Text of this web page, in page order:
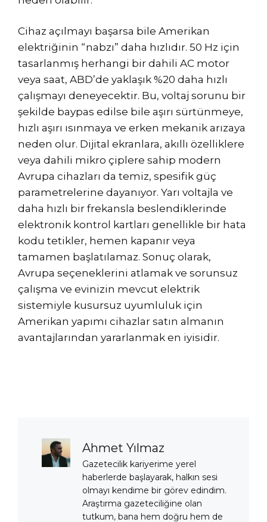
Cihaz açılmayı başarsa bile Amerikan
elektriğinin “nabzı” daha hızlıdır. 50 Hz için
tasarlanmış herhangi bir dahili AC motor
veya saat, ABD’de yaklaşık %20 daha hızlı
çalışmayı deneyecektir. Bu, voltaj sorunu bir
şekilde baypas edilse bile aşırı sürtünmeye,
hızlı aşırı ısınmaya ve erken mekanik arızaya
neden olur. Dijital ekranlara, akıllı özelliklere
veya dahili mikro çiplere sahip modern
Avrupa cihazları da temiz, spesifik güç
parametrelerine dayanıyor. Yarı voltajla ve
daha hızlı bir frekansla beslendiklerinde
elektronik kontrol kartları genellikle bir hata
kodu tetikler, hemen kapanır veya
tamamen başlatılamaz. Sonuç olarak,
Avrupa seçeneklerini atlamak ve sorunsuz
çalışma ve evinizin mevcut elektrik
sistemiyle kusursuz uyumluluk için
Amerikan yapımı cihazlar satın almanın
avantajlarından yararlanmak en iyisidir.
Ahmet Yılmaz
Gazetecilik kariyerime yerel
haberlerde başlayarak, halkın sesi
olmayı kendime bir görev edindim.
Araştırma gazeteciliğine olan
tutkum, bana hem doğru hem de